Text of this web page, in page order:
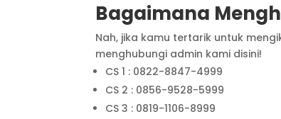
Bagaimana
Nah, jika kamu tertarik untuk
menghubungi admin kami disini!
CS 1 : 0822-8847-4999
CS 2 : 0856-9528-5999
CS 3 : 0819-1106-8999